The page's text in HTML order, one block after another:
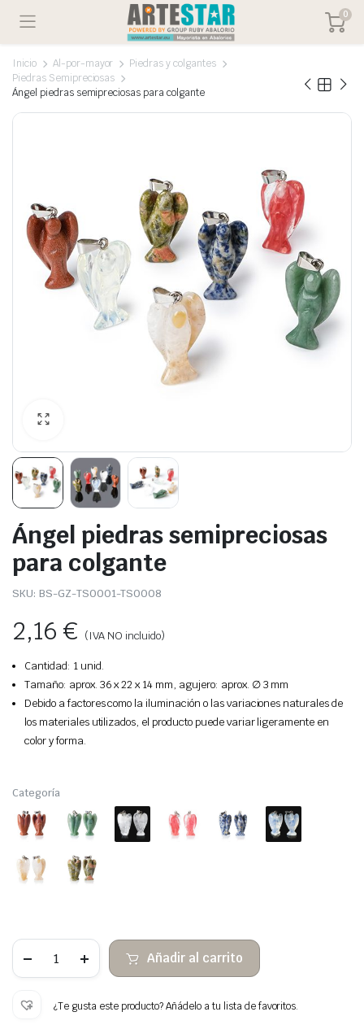
0
Inicio Al-por-mayor
Piedras y colgantes
Piedras Semipreciosas
Ángel piedras semipreciosas para colgante
Ángel piedras semipreciosas
para colgante
SKU: BS-GZ-TS0001-TS0008
2,16€ (IVA NO incluido)
Cantidad: 1 unid.
Tamaño: aprox. 36 x 22 x 14 mm, agujero: aprox. ∅ 3 mm
Debido a factores como la iluminación o las variaciones naturales de
los materiales utilizados, el producto puede variar ligeramente en
color y forma.
Categoría
piedras
semipreciosas
colgante
cantidad
Añadir al carrito
¿Te gusta este producto? Añádelo a tu lista de favoritos.